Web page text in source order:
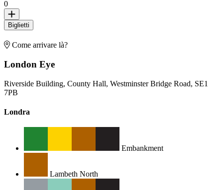
Come arrivare là?
London Eye
Riverside Building, County Hall, Westminster Bridge Road, SE1
7PB
Londra
Embankment
Lambeth North
0
Biglietti